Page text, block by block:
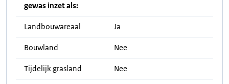
gewas inzet als:
Landbouwareaal Ja
Bouwland Nee
Tijdelijk grasland Nee